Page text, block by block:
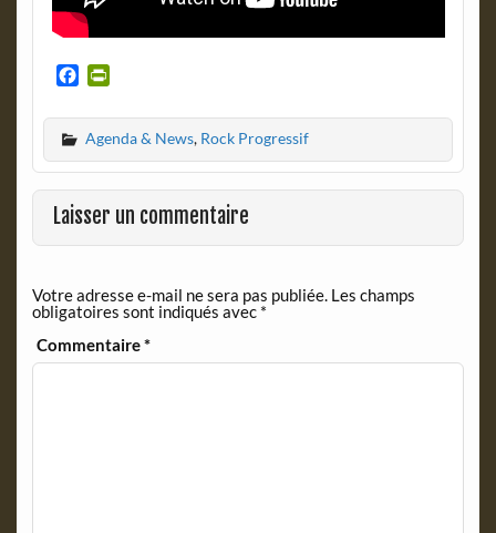
c
e
b
o
o
k
i
n
t
F
r
e
d
l
y
Agenda & News, Rock Progressif
Laisser un commentaire
Votre adresse e-mail ne sera pas publiée. Les champs
obligatoires sont indiqués avec *
Commentaire*